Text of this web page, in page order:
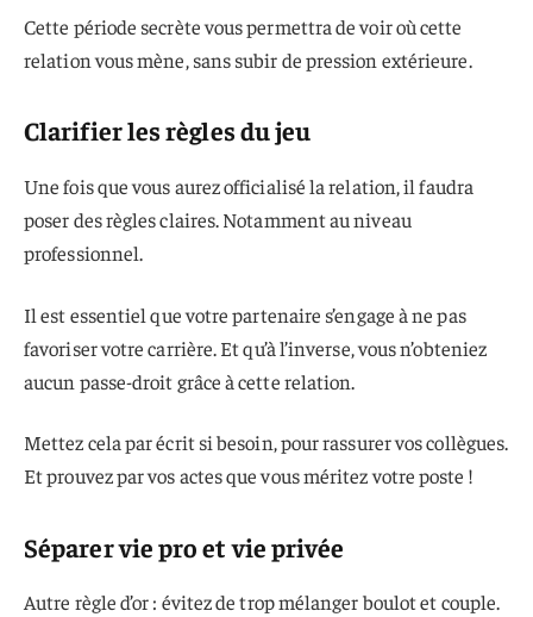
Cette période secrète vous permettra de voir où cette
relation vous mène, sans subir de pression extérieure.
Clarifier les règles du jeu
Une fois que vous aurez officialisé la relation, il faudra
poser des règles claires. Notamment au niveau
professionnel.
Il est essentiel que votre partenaire s’engage à ne pas
favoriser votre carrière. Et qu’à l’inverse, vous n’obteniez
aucun passe-droit grâce à cette relation.
Mettez cela par écrit si besoin, pour rassurer vos collègues.
Et prouvez par vos actes que vous méritez votre poste !
Séparer vie pro et vie privée
Autre règle d’or : évitez de trop mélanger boulot et couple.